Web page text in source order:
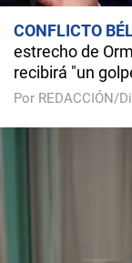
CONFLICTO
estrecho de
recibirá "un
Por REDACCIÓN/